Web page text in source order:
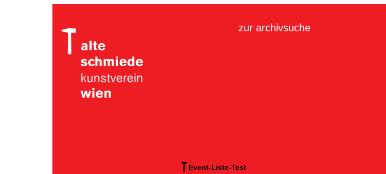
zur archivsuche
Event-Liste-Test